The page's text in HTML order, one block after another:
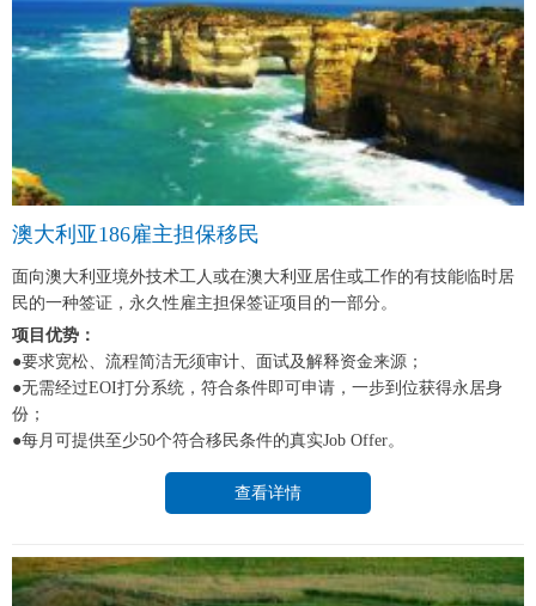
澳大利亚186雇主担保移民
面向澳大利亚境外技术工人或在澳大利亚居住或工作的有技能临时居
民的一种签证，永久性雇主担保签证项目的一部分。
项目优势：
●要求宽松、流程简洁无须审计、面试及解释资金来源；
●无需经过EOI打分系统，符合条件即可申请，一步到位获得永居身
份；
●每月可提供至少50个符合移民条件的真实Job Offer。
查看详情